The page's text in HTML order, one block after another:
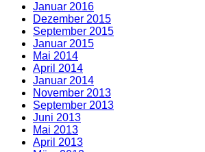
Januar 2016
Dezember 2015
September 2015
Januar 2015
Mai 2014
April 2014
Januar 2014
November 2013
September 2013
Juni 2013
Mai 2013
April 2013